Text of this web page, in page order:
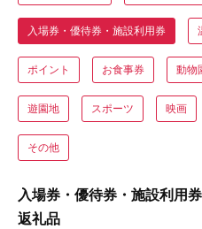
入場券・優待券・施設利用券
ポイント お食事券 動物
遊園地 スポーツ 映画
その他
入場券・優待券・施設利用
返礼品